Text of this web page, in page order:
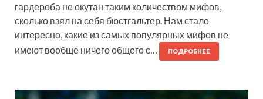
гардероба не окутан таким количеством мифов,
сколько взял на себя бюстгальтер. Нам стало
интересно, какие из самых популярных мифов не
имеют вообще ничего общего с…
ПОДРОБНЕЕ